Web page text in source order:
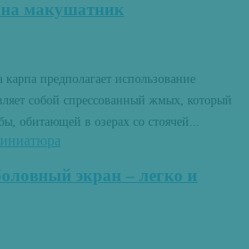
на макушатник
предполагает использование
собой спрессованный жмых, который
обитающей в озерах со стоячей...
экран – легко и